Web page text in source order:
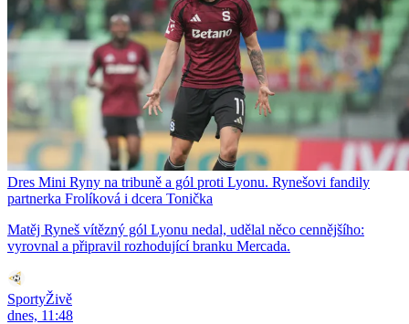
Dres Mini Ryny na tribuně a gól proti Lyonu. Rynešovi fandily
partnerka Frolíková i dcera Tonička
Matěj Ryneš vítězný gól Lyonu nedal, udělal něco cennějšího:
vyrovnal a připravil rozhodující branku Mercada.
SportyŽivě
dnes, 11:48